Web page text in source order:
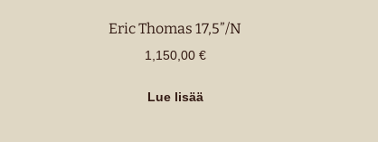
Eric Thomas 17,5”/N
1,150,00 €
Lue lisää